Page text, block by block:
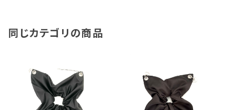
同じカテゴリの商品